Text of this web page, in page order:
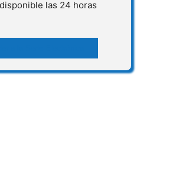
las 24 horas